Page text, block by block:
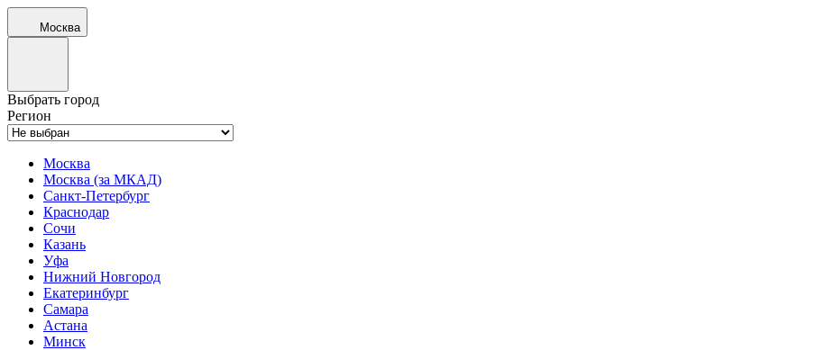
Москва
Выбрать город
Регион
Москва
Москва (за МКАД)
Санкт-Петербург
Краснодар
Сочи
Казань
Уфа
Нижний Новгород
Екатеринбург
Самара
Астана
Минск